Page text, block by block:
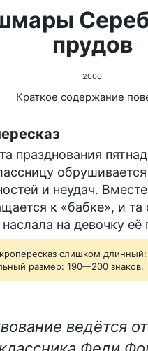
прудов
2000
Краткое содержание
празднования
и неудач.
к «бабке», и та
на девочку её
слишком длинный:
размер: 190—200 знаков.
ведётся